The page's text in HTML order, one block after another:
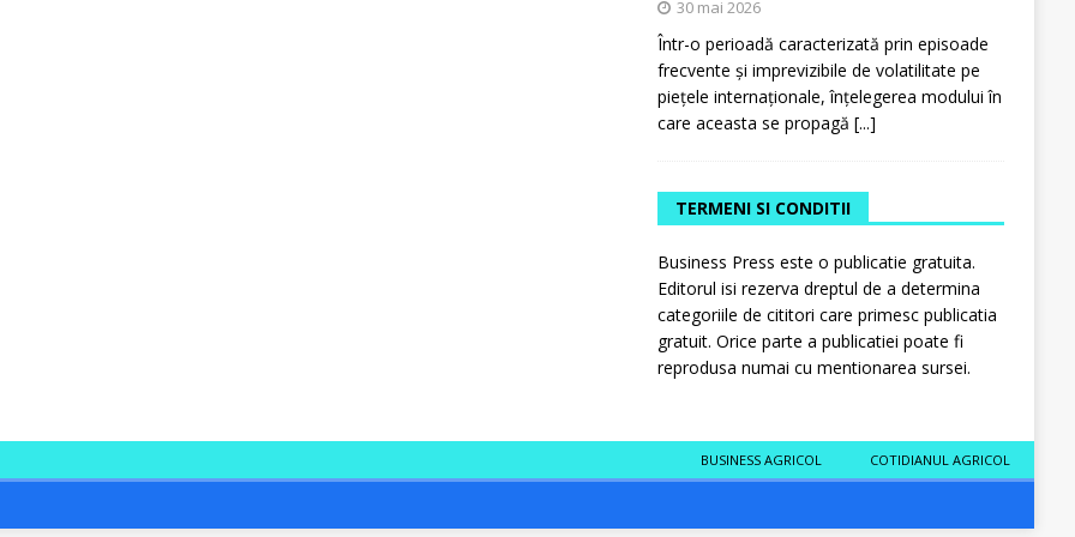
30 mai 2026
Într-o perioadă caracterizată prin episoade
frecvente și imprevizibile de volatilitate pe
piețele internaționale, înțelegerea modului în
care aceasta se propagă [...]
TERMENI SI CONDITII
Business Press este o publicatie gratuita.
Editorul isi rezerva dreptul de a determina
categoriile de cititori care primesc publicatia
gratuit. Orice parte a publicatiei poate fi
reprodusa numai cu mentionarea sursei.
BUSINESS AGRICOL COTIDIANUL AGRICOL